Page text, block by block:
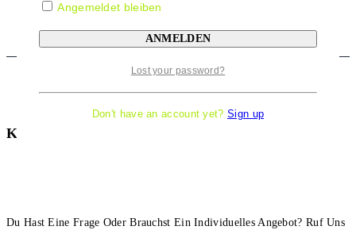
Kontakt Information
Du Hast Eine Frage Oder Brauchst Ein Individuelles Angebot? Ruf Uns
Angemeldet bleiben
Lost your password?
Don't have an account yet? Sign up